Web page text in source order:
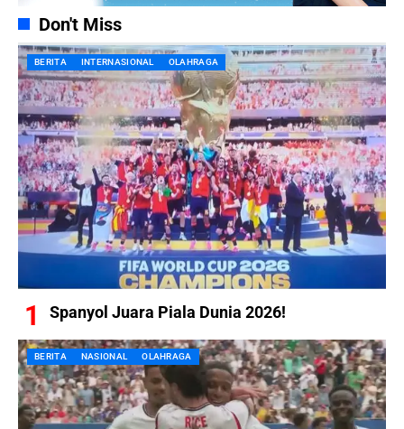
Don't Miss
BERITA INTERNASIONAL OLAHRAGA
Spanyol Juara Piala Dunia 2026!
BERITA NASIONAL OLAHRAGA